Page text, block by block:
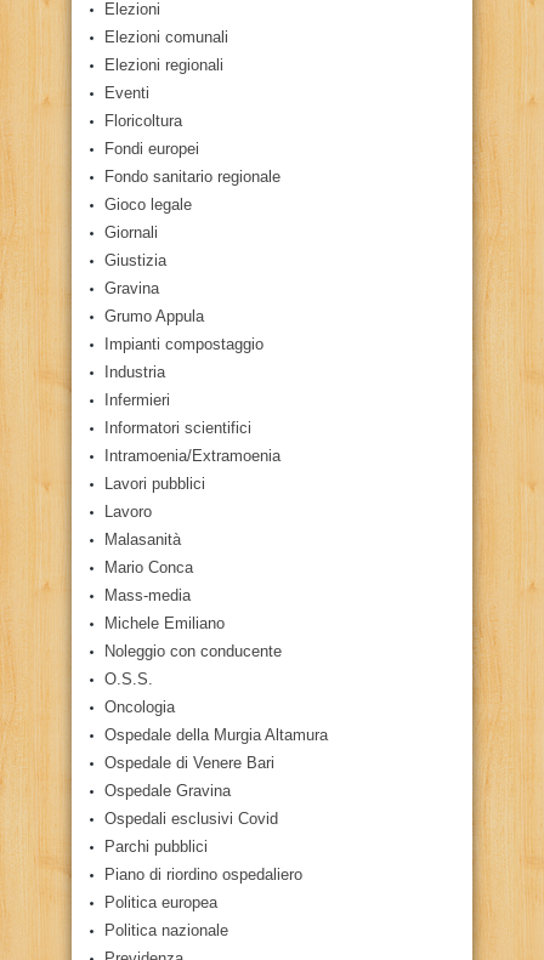
Elezioni
Elezioni comunali
Elezioni regionali
Eventi
Floricoltura
Fondi europei
Fondo sanitario regionale
Gioco legale
Giornali
Giustizia
Gravina
Grumo Appula
Impianti compostaggio
Industria
Infermieri
Informatori scientifici
Intramoenia/Extramoenia
Lavori pubblici
Lavoro
Malasanità
Mario Conca
Mass-media
Michele Emiliano
Noleggio con conducente
O.S.S.
Oncologia
Ospedale della Murgia Altamura
Ospedale di Venere Bari
Ospedale Gravina
Ospedali esclusivi Covid
Parchi pubblici
Piano di riordino ospedaliero
Politica europea
Politica nazionale